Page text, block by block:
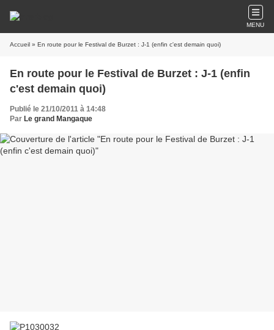
MENU
Accueil » En route pour le Festival de Burzet : J-1 (enfin c'est demain quoi)
En route pour le Festival de Burzet : J-1 (enfin
c'est demain quoi)
Publié le 21/10/2011 à 14:48
Par Le grand Mangaque